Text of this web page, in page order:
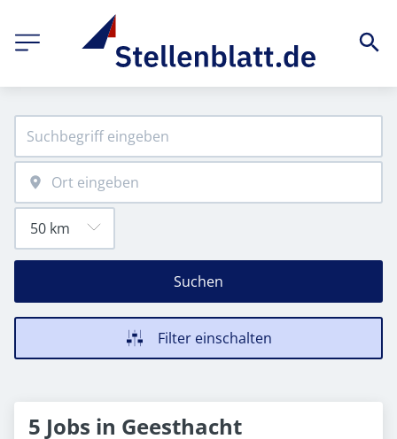
Suchen
Filter einschalten
5 Jobs in Geesthacht